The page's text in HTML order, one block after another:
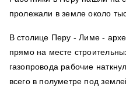
пролежали в земле около
В столице Перу - Лиме -
прямо на месте
газопровода рабочие
всего в полуметре под